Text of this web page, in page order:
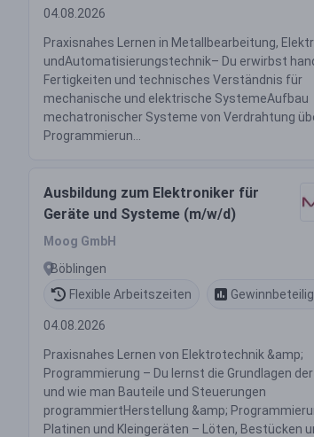
04.08.2026
Praxisnahes Lernen in Metallbearbeitung,
undAutomatisierungstechnik– Du erwirbst
Fertigkeiten und technisches Verständnis für
mechanische und elektrische SystemeAufbau
mechatronischer Systeme von Verdrahtung
Programmierun...
Ausbildung zum Elektroniker für
Geräte und Systeme (m/w/d)
Moog GmbH
Böblingen
Flexible Arbeitszeiten
04.08.2026
Praxisnahes Lernen von Elektrotechnik &amp;
Programmierung – Du lernst die Grundlagen
und wie man Bauteile und Steuerungen
programmiertHerstellung &amp;
Platinen und Kleingeräten – Löten, Bestücken